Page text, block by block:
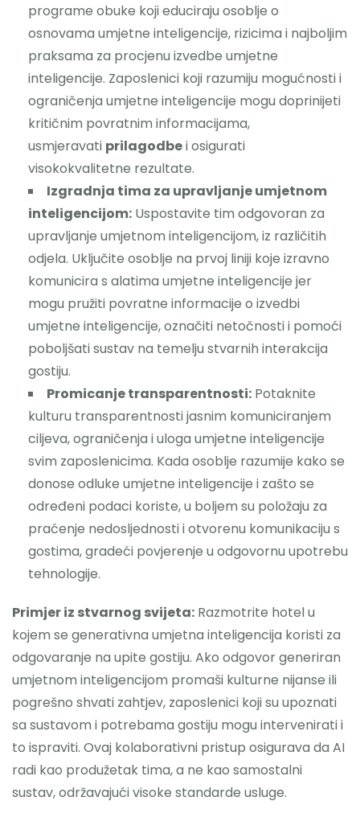
programe obuke koji educiraju osoblje o
osnovama umjetne inteligencije, rizicima i najboljim
praksama za procjenu izvedbe umjetne
inteligencije. Zaposlenici koji razumiju mogućnosti i
ograničenja umjetne inteligencije mogu doprinijeti
kritičnim povratnim informacijama,
usmjeravati prilagodbei osigurati
visokokvalitetne rezultate.
Izgradnja tima za upravljanje umjetnom
inteligencijom: Uspostavite tim odgovoran za
upravljanje umjetnom inteligencijom, iz različitih
odjela. Uključite osoblje na prvoj liniji koje izravno
komunicira s alatima umjetne inteligencije jer
mogu pružiti povratne informacije o izvedbi
umjetne inteligencije, označiti netočnosti i pomoći
poboljšati sustav na temelju stvarnih interakcija
gostiju.
Promicanje transparentnosti: Potaknite
kulturu transparentnosti jasnim komuniciranjem
ciljeva, ograničenja i uloga umjetne inteligencije
svim zaposlenicima. Kada osoblje razumije kako se
donose odluke umjetne inteligencije i zašto se
određeni podaci koriste, u boljem su položaju za
praćenje nedosljednosti i otvorenu komunikaciju s
gostima, gradeći povjerenje u odgovornu upotrebu
tehnologije.
Primjer iz stvarnog svijeta: Razmotrite hotel u
kojem se generativna umjetna inteligencija koristi za
odgovaranje na upite gostiju. Ako odgovor generiran
umjetnom inteligencijom promaši kulturne nijanse ili
pogrešno shvati zahtjev, zaposlenici koji su upoznati
sa sustavom i potrebama gostiju mogu intervenirati i
to ispraviti. Ovaj kolaborativni pristup osigurava da AI
radi kao produžetak tima, a ne kao samostalni
sustav, održavajući visoke standarde usluge.